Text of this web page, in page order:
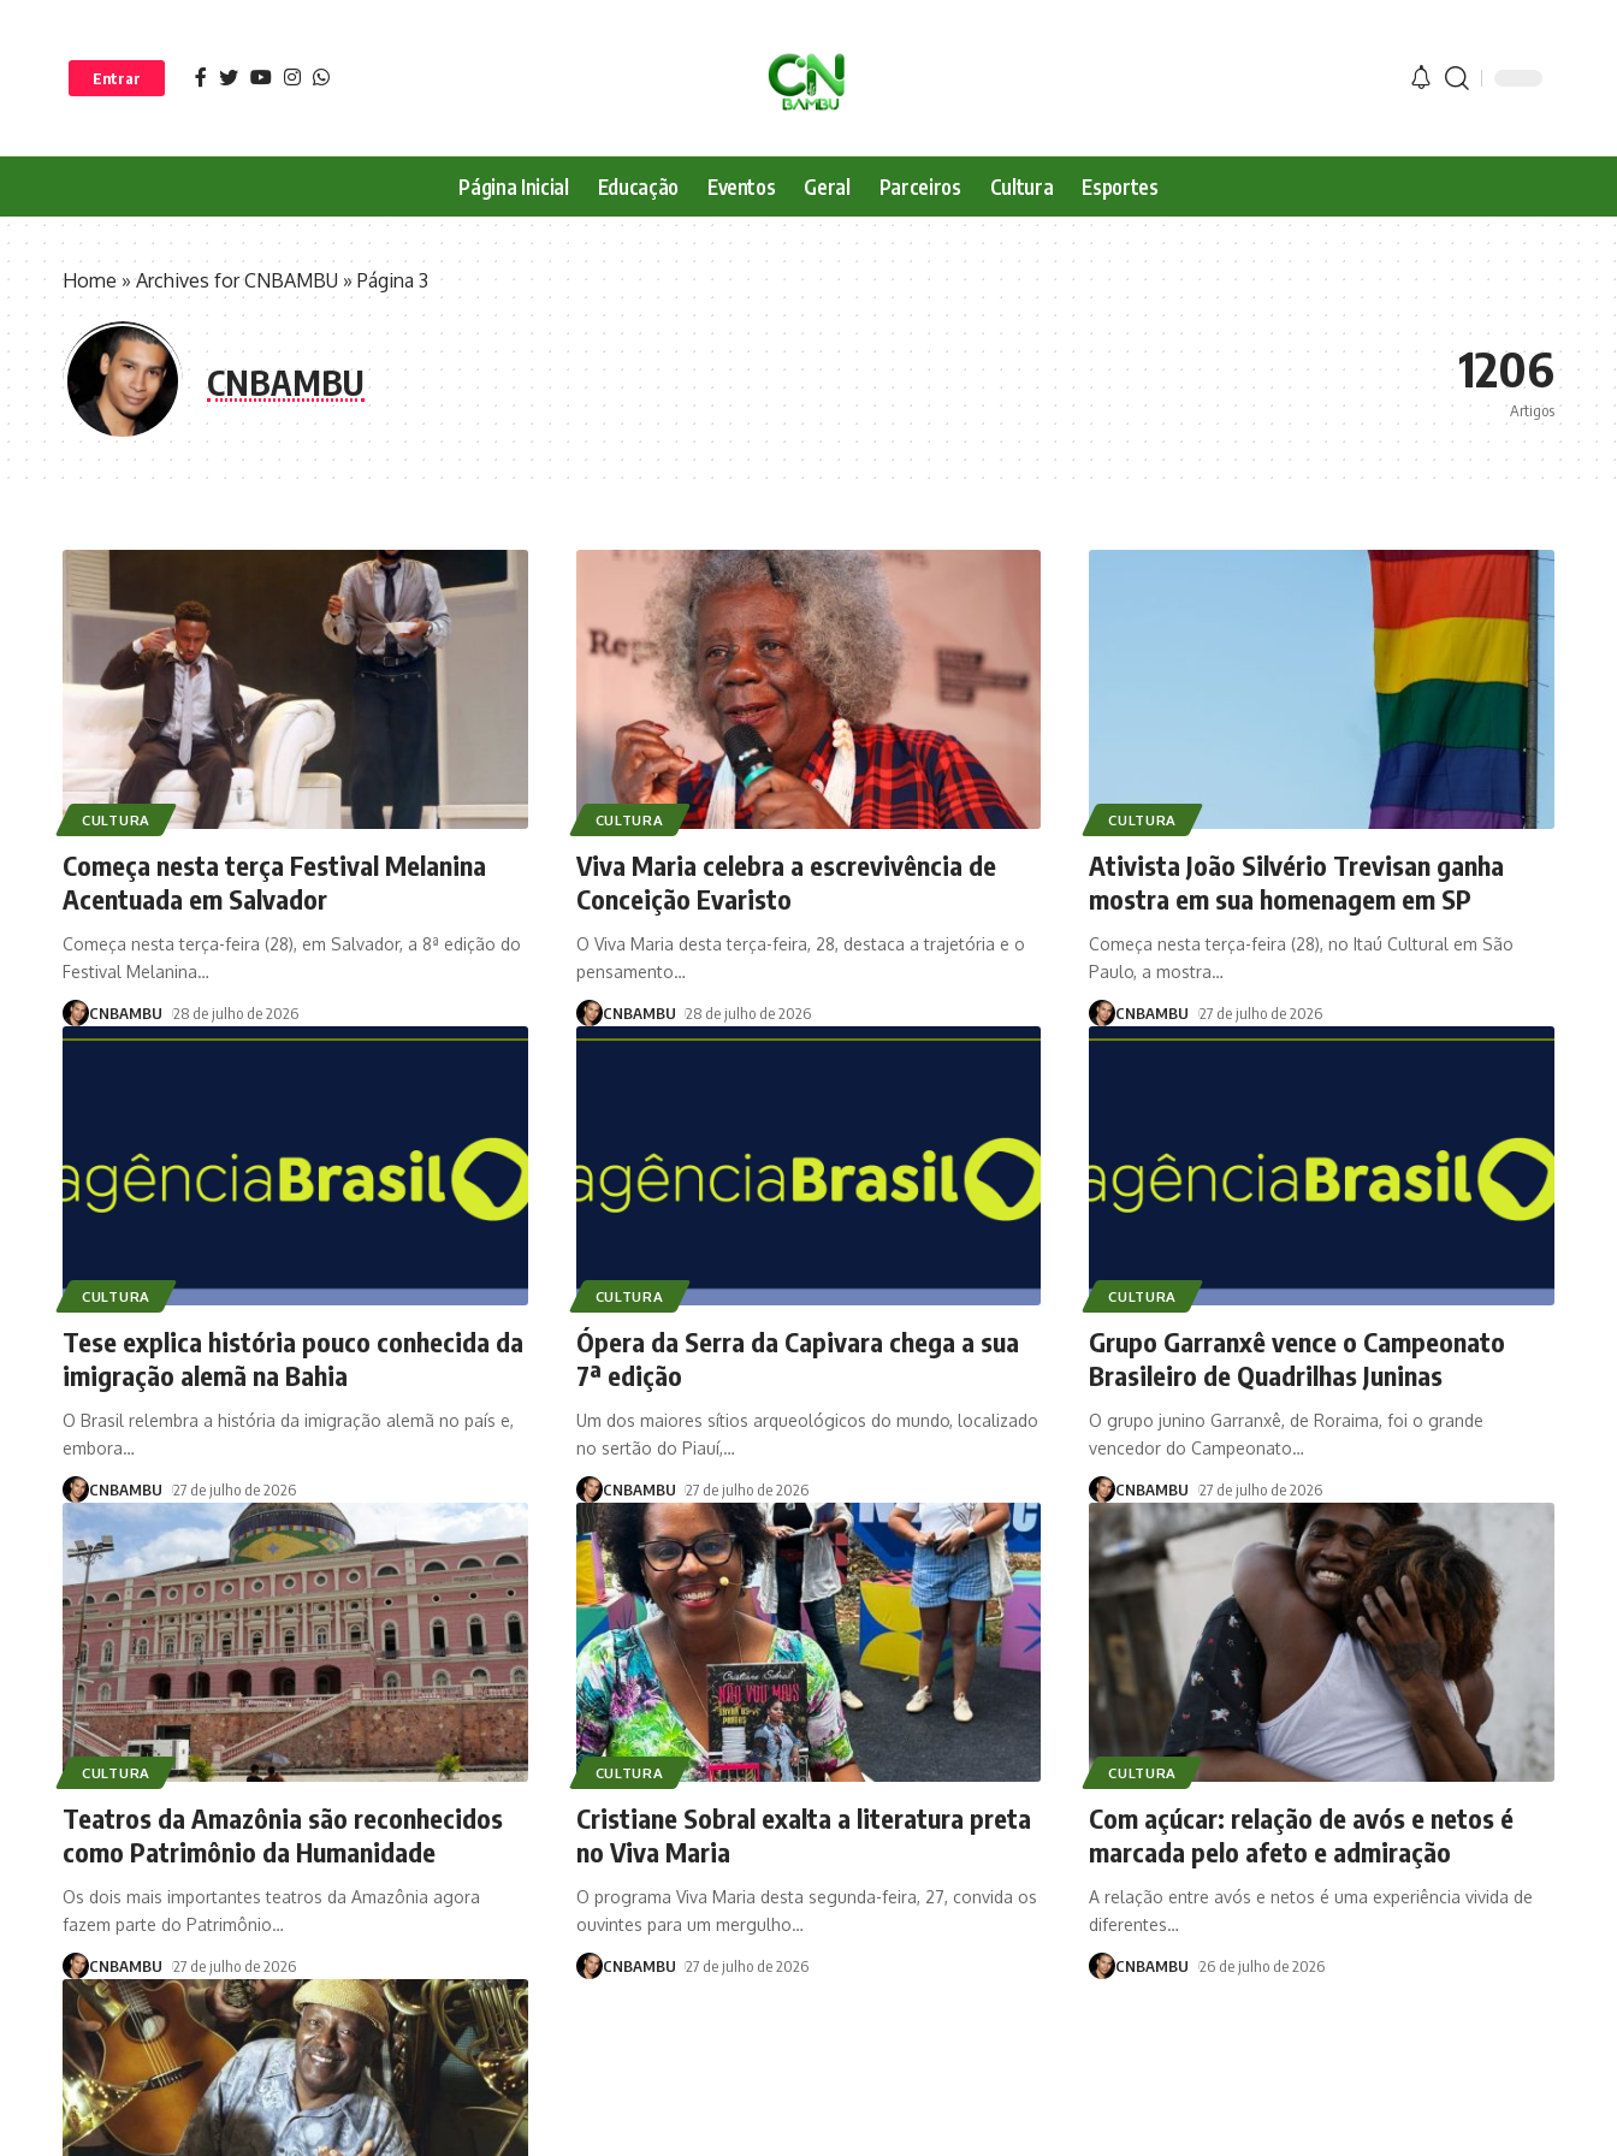
Entrar
Página Inicial Educação Eventos Geral Parceiros Cultura Esportes
Home»Archives for CNBAMBU » Página 3
CNBAMBU 1206
Artigos
CULTURA
Começa nesta terça Festival Melanina
Acentuada em Salvador
Começa nesta terça-feira (28), em Salvador, a 8ª edição do
Festival Melanina…
CNBAMBU 28 de julho de 2026
CULTURA
Viva Maria celebra a escrevivência de
Conceição Evaristo
O Viva Maria desta terça-feira, 28, destaca a trajetória e o
pensamento…
CNBAMBU 28 de julho de 2026
CULTURA
Ativista João Silvério Trevisan ganha
mostra em sua homenagem em SP
Começa nesta terça-feira (28), no Itaú Cultural em São
Paulo, a mostra…
CNBAMBU 27 de julho de 2026
CULTURA
Tese explica história pouco conhecida da
imigração alemã na Bahia
O Brasil relembra a história da imigração alemã no país e,
embora…
CNBAMBU 27 de julho de 2026
CULTURA
Ópera da Serra da Capivara chega a sua
7ª edição
Um dos maiores sítios arqueológicos do mundo, localizado
no sertão do Piauí,…
CNBAMBU 27 de julho de 2026
CULTURA
Grupo Garranxê vence o Campeonato
Brasileiro de Quadrilhas Juninas
O grupo junino Garranxê, de Roraima, foi o grande
vencedor do Campeonato…
CNBAMBU 27 de julho de 2026
CULTURA
Teatros da Amazônia são reconhecidos
como Patrimônio da Humanidade
Os dois mais importantes teatros da Amazônia agora
fazem parte do Patrimônio…
CNBAMBU 27 de julho de 2026
CULTURA
Cristiane Sobral exalta a literatura preta
no Viva Maria
O programa Viva Maria desta segunda-feira, 27, convida os
ouvintes para um mergulho…
CNBAMBU 27 de julho de 2026
CULTURA
Com açúcar: relação de avós e netos é
marcada pelo afeto e admiração
A relação entre avós e netos é uma experiência vivida de
diferentes…
CNBAMBU 26 de julho de 2026